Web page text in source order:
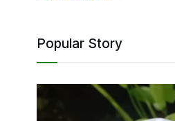
Popular Story